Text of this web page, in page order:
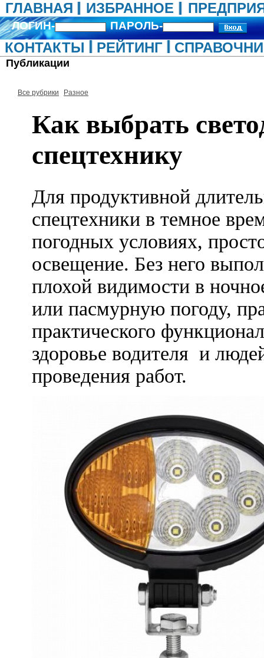
ГЛАВНАЯ ИЗБРАННОЕ
ЛОГИН- ПАРОЛЬ-
КОНТАКТЫ РЕЙТИНГ
Публикации
Все рубрики Разное
Как выбрать
спецтехнику
Для продуктивной
спецтехники в темное
погодных условиях,
освещение. Без него
плохой видимости в
или пасмурную погоду,
практического
здоровье водителя и
проведения работ.